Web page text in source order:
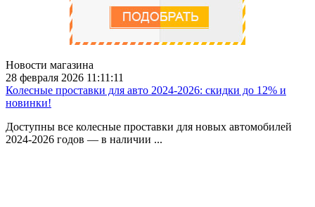
Новости магазина
28 февраля 2026 11:11:11
Колесные проставки для авто 2024-2026: скидки до 12% и
новинки!
Доступны все колесные проставки для новых автомобилей
2024-2026 годов — в наличии ...